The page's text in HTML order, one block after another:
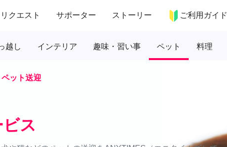
リクエスト サポーター ストーリー ご利用ガイド
越し インテリア 趣味・習い事 ペット 料理
ペット送迎
ス